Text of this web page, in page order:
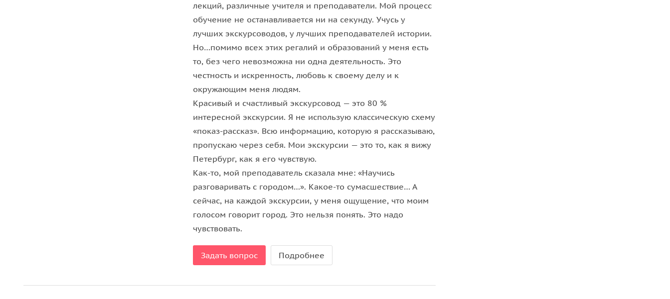
лекций, различные учителя и преподаватели. Мой процесс
обучение не останавливается ни на секунду. Учусь у
лучших экскурсоводов, у лучших преподавателей истории.
Но…помимо всех этих регалий и образований у меня есть
то, без чего невозможна ни одна деятельность. Это
честность и искренность, любовь к своему делу и к
окружающим меня людям.
Красивый и счастливый экскурсовод — это 80 %
интересной экскурсии. Я не использую классическую схему
«показ-рассказ». Всю информацию, которую я рассказываю,
пропускаю через себя. Мои экскурсии — это то, как я вижу
Петербург, как я его чувствую.
Как-то, мой преподаватель сказала мне: «Научись
разговаривать с городом…». Какое-то сумасшествие… А
сейчас, на каждой экскурсии, у меня ощущение, что моим
голосом говорит город. Это нельзя понять. Это надо
чувствовать.
Задать вопрос Подробнее